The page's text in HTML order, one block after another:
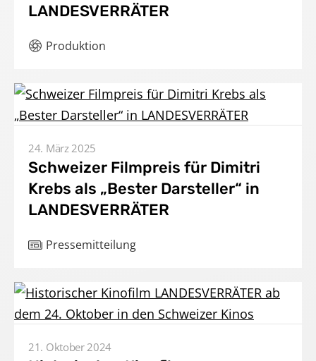
LANDESVERRÄTER
Produktion
24. März 2025
Schweizer Filmpreis für Dimitri
Krebs als „Bester Darsteller“ in
LANDESVERRÄTER
Pressemitteilung
21. Oktober 2024